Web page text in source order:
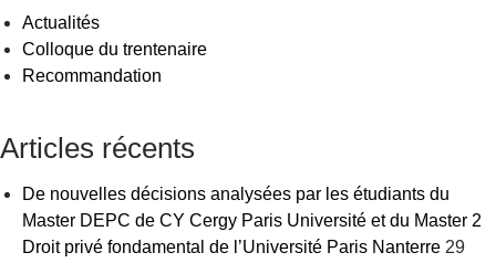
Actualités
Colloque du trentenaire
Recommandation
Articles récents
De nouvelles décisions analysées par les étudiants du
Master DEPC de CY Cergy Paris Université et du Master 2
Droit privé fondamental de l’Université Paris Nanterre 29